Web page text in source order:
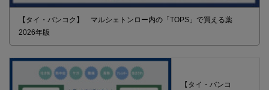
【タイ・バンコク】 マルシェトンロー内の「TOPS」で買える薬
2026年版
【タイ・バンコ